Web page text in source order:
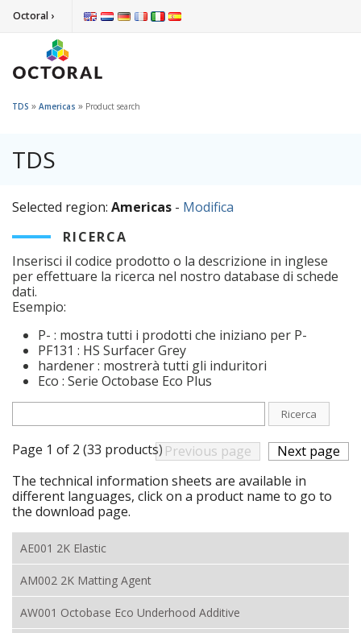
Octoral ›
TDS » Americas » Product search
TDS
Selected region: Americas - Modifica
RICERCA
Inserisci il codice prodotto o la descrizione in inglese
per effettuare la ricerca nel nostro database di schede
dati.
Esempio:
P- : mostra tutti i prodotti che iniziano per P-
PF131 : HS Surfacer Grey
hardener : mostrerà tutti gli induritori
Eco : Serie Octobase Eco Plus
Ricerca
Previous page Next page
Page 1 of 2 (33 products)
The technical information sheets are available in
different languages, click on a product name to go to
the download page.
AE001 2K Elastic
AM002 2K Matting Agent
AW001 Octobase Eco Underhood Additive